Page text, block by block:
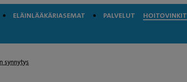
ELÄINLÄÄKÄRIASEMAT PALVELUT HOITOVINKIT
synnytys